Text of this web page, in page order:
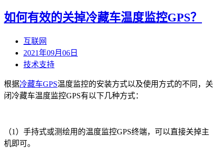
如何有效的关掉冷藏车温度监控GPS？
互联网
2021年09月06日
技术支持
根据冷藏车GPS温度监控的安装方式以及使用方式的不同，关
闭冷藏车温度监控GPS有以下几种方式：
（1）手持式或测绘用的温度监控GPS终端，可以直接关掉主
机即可。